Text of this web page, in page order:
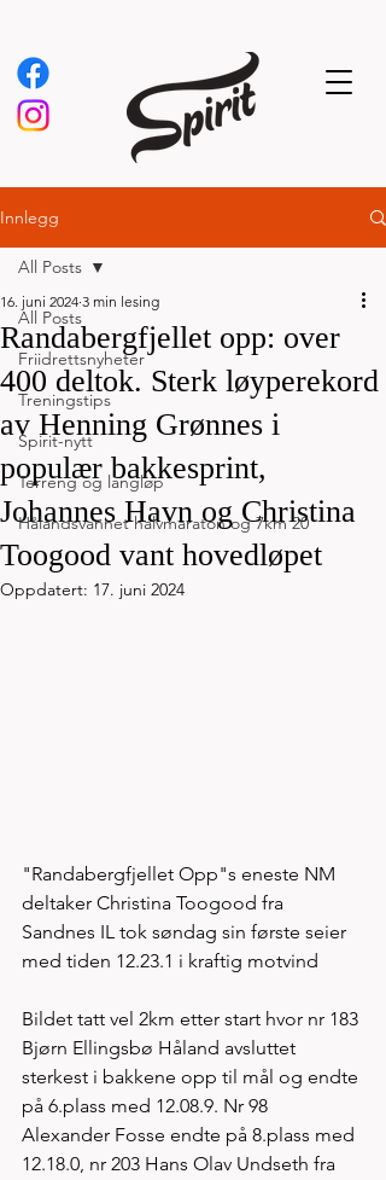
Innlegg
All Posts
Friidrettsnyheter
Treningstips
Spirit-nytt
Terreng og langløp
Hålandsvannet halvmaraton og 7km 20
All Posts
Randabergfjellet opp: over
400 deltok. Sterk løyperekord
av Henning Grønnes i
populær bakkesprint,
Johannes Havn og Christina
Toogood vant hovedløpet
16. juni 2024 3 min lesing
Oppdatert: 17. juni 2024
"Randabergfjellet Opp"s eneste NM
deltaker Christina Toogood fra
Sandnes IL tok søndag sin første seier
med tiden 12.23.1 i kraftig motvind
Bildet tatt vel 2km etter start hvor nr 183
Bjørn Ellingsbø Håland avsluttet
sterkest i bakkene opp til mål og endte
på 6.plass med 12.08.9. Nr 98
Alexander Fosse endte på 8.plass med
12.18.0, nr 203 Hans Olav Undseth fra